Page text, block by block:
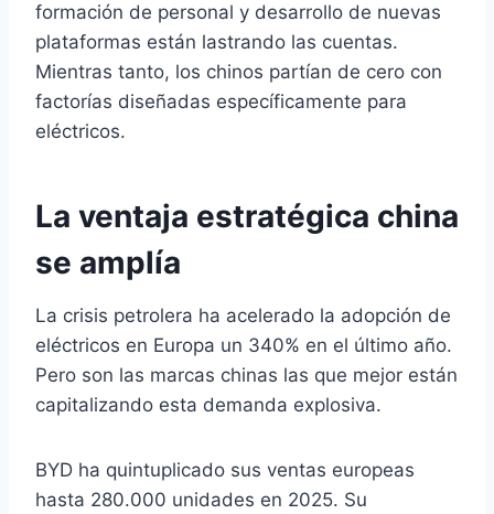
formación de personal y desarrollo de nuevas
plataformas están lastrando las cuentas.
Mientras tanto, los chinos partían de cero con
factorías diseñadas específicamente para
eléctricos.
La ventaja estratégica china
se amplía
La crisis petrolera ha acelerado la adopción de
eléctricos en Europa un 340% en el último año.
Pero son las marcas chinas las que mejor están
capitalizando esta demanda explosiva.
BYD ha quintuplicado sus ventas europeas
hasta 280.000 unidades en 2025. Su